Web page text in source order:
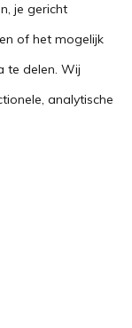
rief
je gericht
of het mogelijk
te delen. Wij
analytische